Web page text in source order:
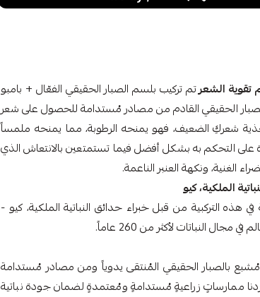
تقوية الشعرتم تركيب بلسم الصبار الحقيقي الفعّال + بامبو
الحقيقي القادم من مصادر مُستدامة للحصول على شعر
شعركِ الضعيف، فهو يمنحه الرطوبة، مما يمنحه ملمساً
على التحكم به بشكل أفضل فيما تستمتعين بالانتعاش الذي
الغنية، ونكهة العنبر الناعمة.
الملكية، كيو
هذه التركبية من قبل خبراء حدائق النباتية الملكية، كيو -
النباتات لأكثر من 260 عاماً.
بالصبار الحقيقي المُنتقى يدوياً ومن مصادر مُستدامة
زراعيةٍ مُستدامةٍ ومُعتمدةٍ لضمان جودة نباتية